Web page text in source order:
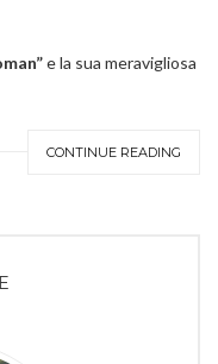
e la sua meravigliosa
CONTINUE READING